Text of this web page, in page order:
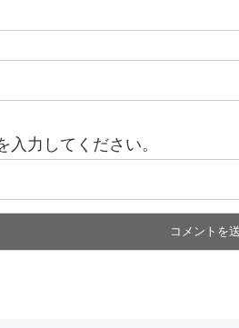
力してください。